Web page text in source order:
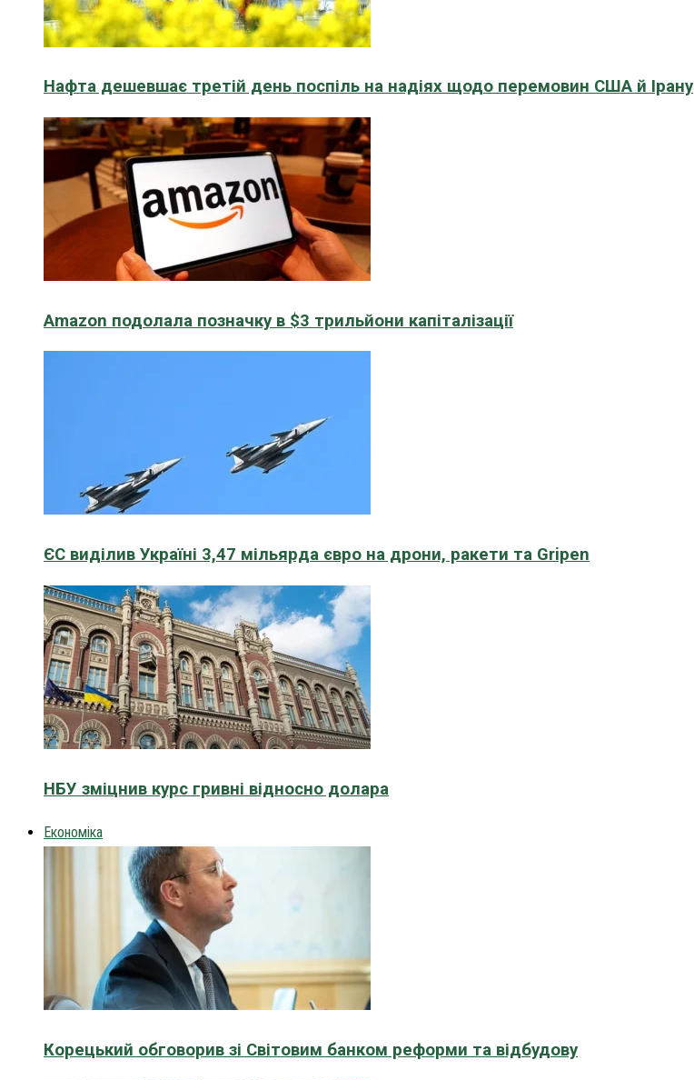
Нафта дешевшає третій день поспіль на надіях щодо перемовин США й Ірану
Amazon подолала позначку в $3 трильйони капіталізації
ЄС виділив Україні 3,47 мільярда євро на дрони, ракети та Gripen
НБУ зміцнив курс гривні відносно долара
Економіка
Корецький обговорив зі Світовим банком реформи та відбудову